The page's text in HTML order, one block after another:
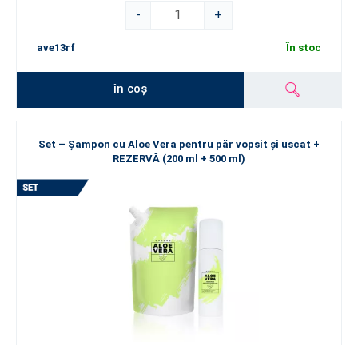
-
+
ave13rf În stoc
în coș
Set – Șampon cu Aloe Vera pentru păr vopsit și uscat +
REZERVĂ (200 ml + 500 ml)